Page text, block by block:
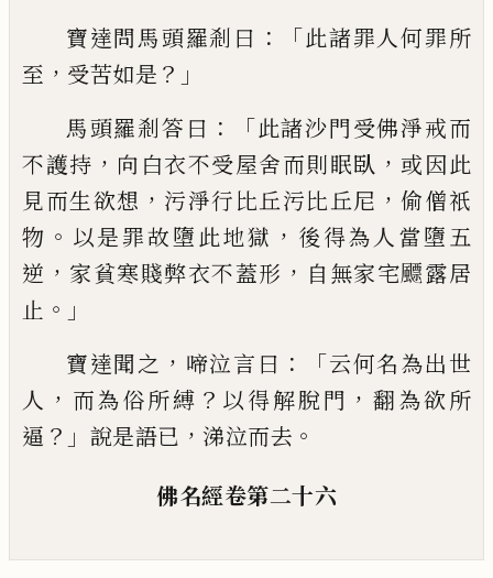
寶達問馬頭羅剎曰 ：「此諸罪人何罪所
至 ， 受苦如是 ？」
馬頭羅剎答曰 ：「此諸沙門受佛淨戒而
不護持 ， 向白衣不受屋舍而則眠臥 ， 或因此
見而生欲想 ， 污淨行比丘污比丘尼 ，偷僧祇
物 。 以是罪故墮此地獄 ， 後得為人當墮五
逆 ， 家貧寒賤弊衣不蓋形 ， 自無家宅飃露居
止 。」
寶達聞之 ， 啼泣言曰 ：「云何名為出世
人 ， 而為俗所縛 ？ 以得解脫門 ，翻為欲所
逼 ？」 說是語已 ， 涕泣而去 。
佛名經卷第二十六